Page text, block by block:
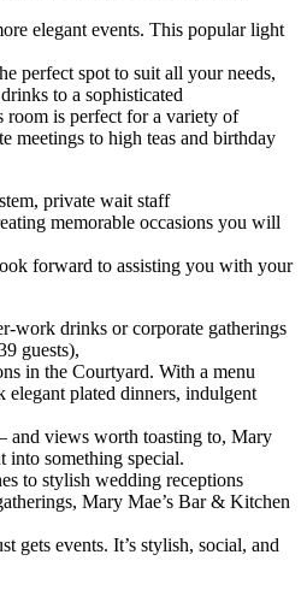
elegant events. This popular light
perfect spot to suit all your needs,
to a sophisticated
room is perfect for a variety of
meetings to high teas and birthday
private wait staff
memorable occasions you will
forward to assisting you with your
work drinks or corporate gatherings
guests),
in the Courtyard. With a menu
elegant plated dinners, indulgent
and views worth toasting to, Mary
into something special.
to stylish wedding receptions
Mary Mae’s Bar & Kitchen
gets events. It’s stylish, social, and